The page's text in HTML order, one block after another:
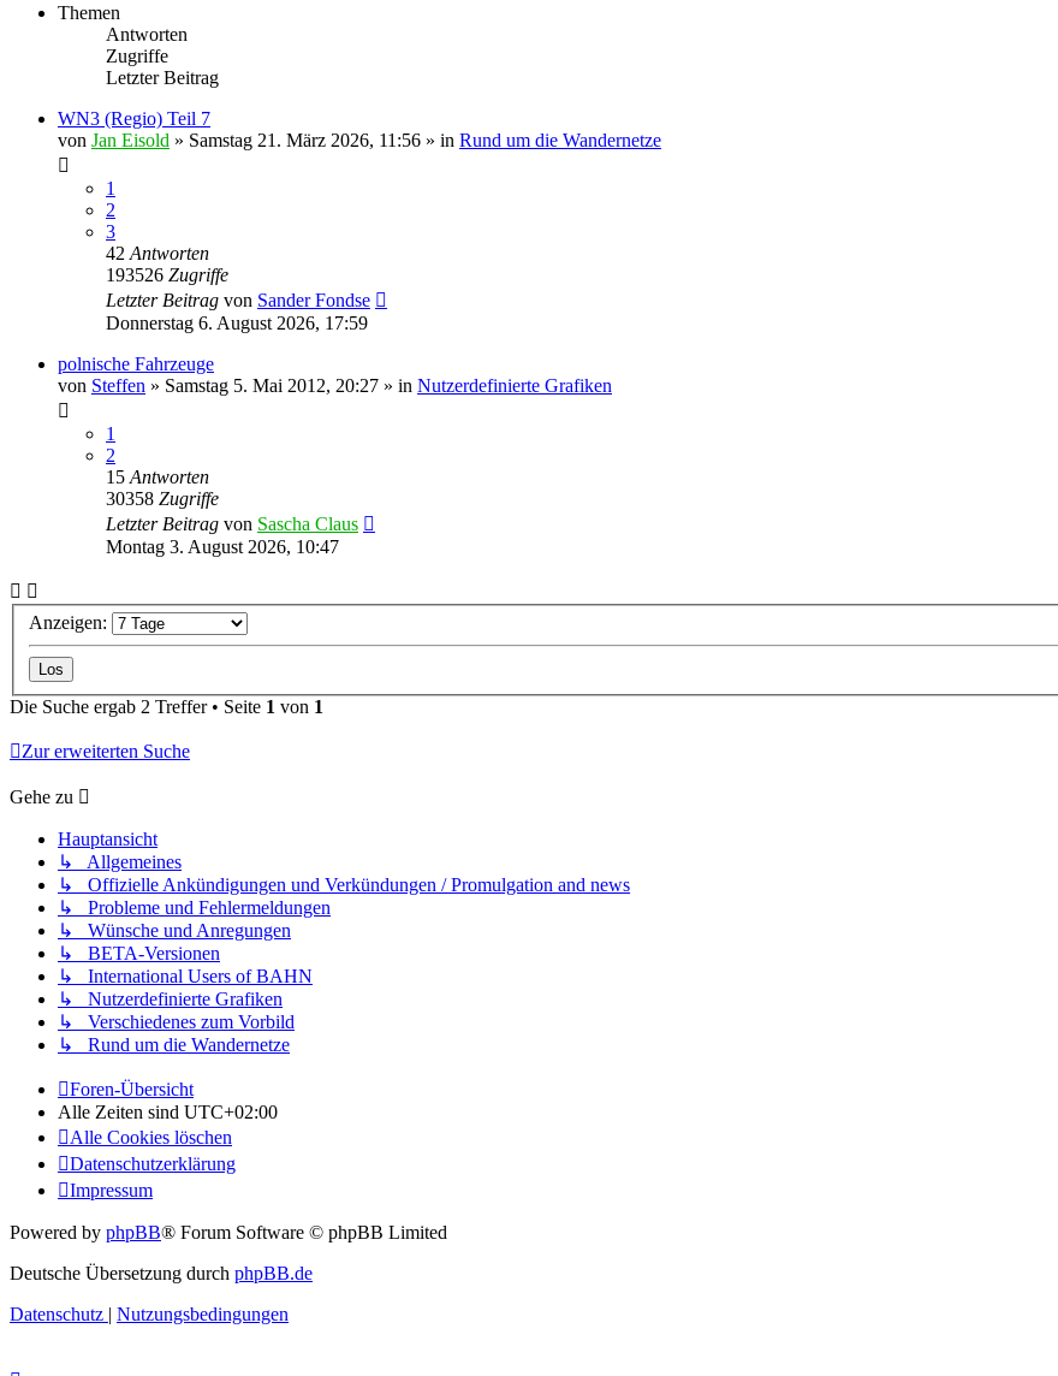
Themen
Antworten
Zugriffe
Letzter Beitrag
WN3 (Regio) Teil 7
von Jan Eisold » Samstag 21. März 2026, 11:56 » in Rund um die Wandernetze
1
2
3
42 Antworten
193526 Zugriffe
Letzter Beitrag von Sander Fondse
Donnerstag 6. August 2026, 17:59
polnische Fahrzeuge
von Steffen » Samstag 5. Mai 2012, 20:27 » in Nutzerdefinierte Grafiken
1
2
15 Antworten
30358 Zugriffe
Letzter Beitrag von Sascha Claus
Montag 3. August 2026, 10:47
Anzeigen:
Die Suche ergab 2 Treffer • Seite 1 von 1
Zur erweiterten Suche
Gehe zu
Hauptansicht
↳ Allgemeines
↳ Offizielle Ankündigungen und Verkündungen / Promulgation and news
↳ Probleme und Fehlermeldungen
↳ Wünsche und Anregungen
↳ BETA-Versionen
↳ International Users of BAHN
↳ Nutzerdefinierte Grafiken
↳ Verschiedenes zum Vorbild
↳ Rund um die Wandernetze
Foren-Übersicht
Alle Zeiten sind UTC+02:00
Alle Cookies löschen
Datenschutzerklärung
Impressum
Powered by phpBB® Forum Software © phpBB Limited
Deutsche Übersetzung durch phpBB.de
Datenschutz
Nutzungsbedingungen